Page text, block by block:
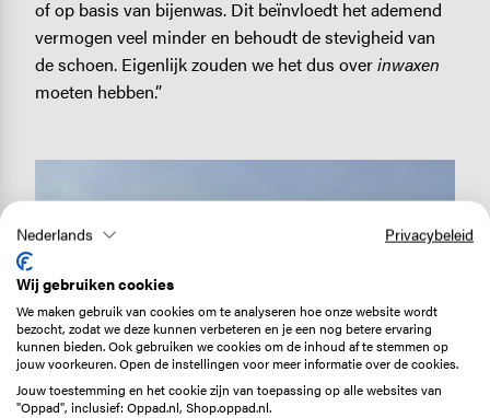
of op basis van bijenwas. Dit beïnvloedt het ademend
vermogen veel minder en behoudt de stevigheid van
de schoen. Eigenlijk zouden we het dus overinwaxen
moeten hebben.”
Nederlands Privacybeleid
Wij gebruiken cookies
We maken gebruik van cookies om te analyseren hoe onze website wordt
bezocht, zodat we deze kunnen verbeteren en je een nog betere ervaring
kunnen bieden. Ook gebruiken we cookies om de inhoud af te stemmen op
jouw voorkeuren. Open de instellingen voor meer informatie over de cookies.
Jouw toestemming en het cookie zijn van toepassing op alle websites van
"Oppad", inclusief: Oppad.nl, Shop.oppad.nl.